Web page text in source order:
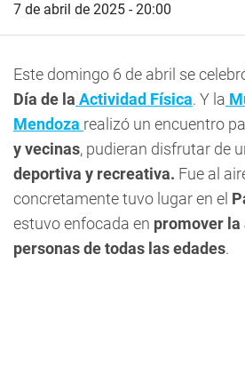
7 de abril de 2025 - 20:00
Este domingo 6 de abril se
Día de la Actividad Física. Y la
Mendoza realizó un encuentro
y vecinas, pudieran disfrutar de
deportiva y recreativa. Fue al
concretamente tuvo lugar en el
estuvo enfocada en promover
personas de todas las edades.